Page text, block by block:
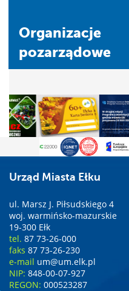
Organizacje
pozarządowe
Urząd Miasta Ełku
ul. Marsz J. Piłsudskiego 4
woj. warmińsko-mazurskie
19-300 Ełk
tel. 87 73-26-000
faks 87 73-26-230
e-mail um@um.elk.pl
NIP: 848-00-07-927
REGON: 000523287